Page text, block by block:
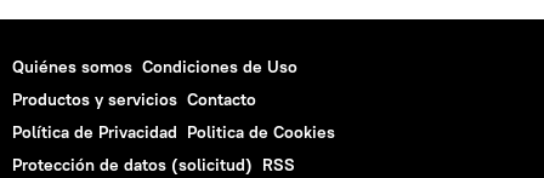
Quiénes somos Condiciones de Uso
Productos y servicios Contacto
Política de Privacidad Politica de Cookies
Protección de datos (solicitud) RSS